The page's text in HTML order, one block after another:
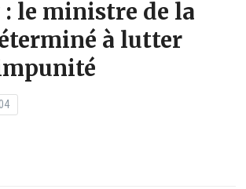
le ministre de la
à lutter